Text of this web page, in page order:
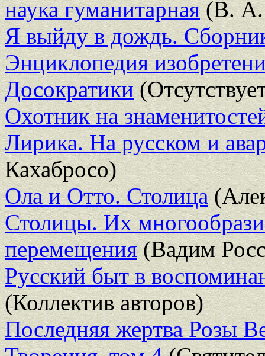
наука гуманитарная(В. А.
Я выйду в дождь.
Энциклопедия
Досократики
Охотник на
Лирика. На русском и
Кахабросо)
Ола и Отто. Столица
Столицы. Их
перемещения(Вадим
Русский быт в
(Коллектив авторов)
Последняя жертва Розы